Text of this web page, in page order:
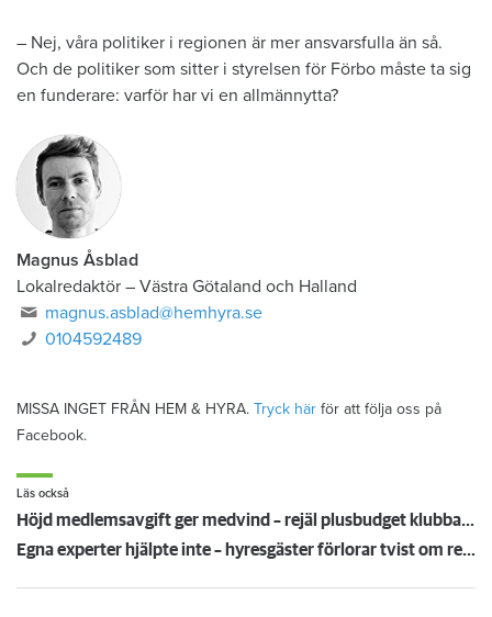
– Nej, våra politiker i regionen är mer ansvarsfulla än så.
Och de politiker som sitter i styrelsen för Förbo måste ta sig
en funderare: varför har vi en allmännytta?
Magnus Åsblad
Lokalredaktör – Västra Götaland och Halland
magnus.asblad@hemhyra.se
0104592489
MISSA INGET FRÅN HEM & HYRA. Tryck här för att följa oss på
Facebook.
Läs också
Höjd medlemsavgift ger medvind – rejäl plusbudget klubbad i Storgöteborg
Egna experter hjälpte inte – hyresgäster förlorar tvist om renovering: ”Tänker inte ge upp”